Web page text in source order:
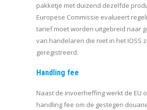
pakketje met duizend dezelfde
Europese Commissie evalueert
tarief moet worden uitgebreid naar
van handelaren die niet in het IOSS
geregistreerd.
Handling fee
Naast de invoerheffing werkt de EU
handling fee om de gestegen